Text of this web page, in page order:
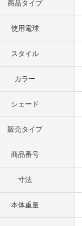
商品タイプ
使用電球
スタイル
カラー
シェード
販売タイプ
商品番号
寸法
本体重量